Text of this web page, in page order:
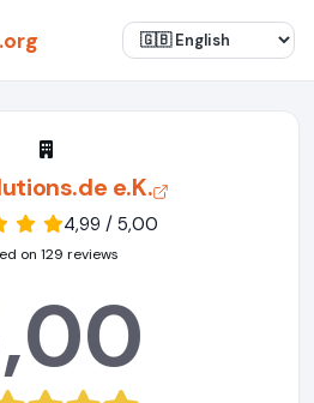
.org
e.K.
4,99 / 5,00
on 129 reviews